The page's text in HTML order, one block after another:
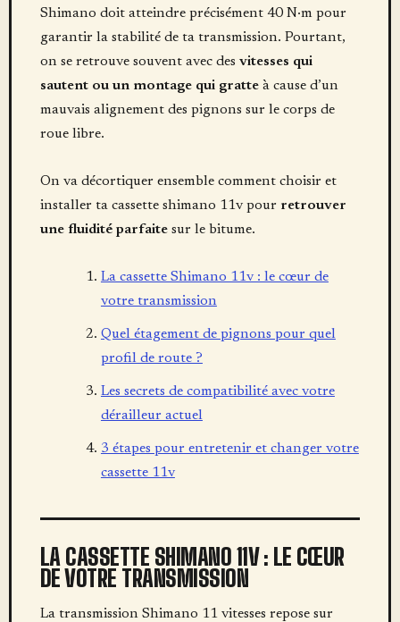
Shimano doit atteindre précisément 40 N·m pour
garantir la stabilité de ta transmission. Pourtant,
on se retrouve souvent avec des vitesses qui
sautent ou un montage qui gratteà cause d’un
mauvais alignement des pignons sur le corps de
roue libre.
On va décortiquer ensemble comment choisir et
installer ta cassette shimano 11v pour retrouver
une fluidité parfaitesur le bitume.
La cassette Shimano 11v : le cœur de
votre transmission
Quel étagement de pignons pour quel
profil de route ?
Les secrets de compatibilité avec votre
dérailleur actuel
3 étapes pour entretenir et changer votre
cassette 11v
LA CASSETTE SHIMANO 11V : LE CŒUR
DE VOTRE TRANSMISSION
La transmission Shimano 11 vitesses repose sur